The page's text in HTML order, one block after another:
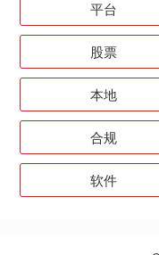
平台
股票
本地
合规
软件